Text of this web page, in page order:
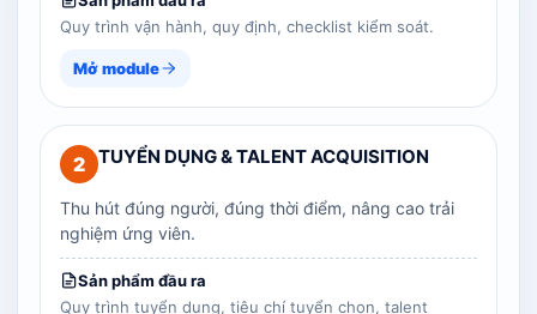
Quy trình vận hành, quy định, checklist kiểm soát.
Mở module
2 TUYỂN DỤNG & TALENT ACQUISITION
Thu hút đúng người, đúng thời điểm, nâng cao trải
nghiệm ứng viên.
Sản phẩm đầu ra
Quy trình tuyển dụng, tiêu chí tuyển chọn, talent